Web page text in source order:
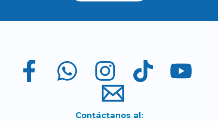
Contáctanos al: